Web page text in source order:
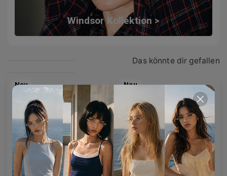
Windsor Kollektion >
Das könnte dir gefallen
Neu Neu